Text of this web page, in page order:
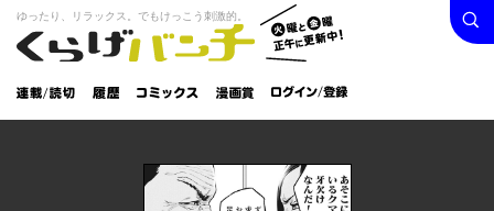
くらげバンチ
火曜と
金曜正
午に更
新中！
ゆったり、リラックス。でもけっこう刺激的。
連載/読
切
履
歴
コミック
漫画
賞
ログイン /
登録
検索